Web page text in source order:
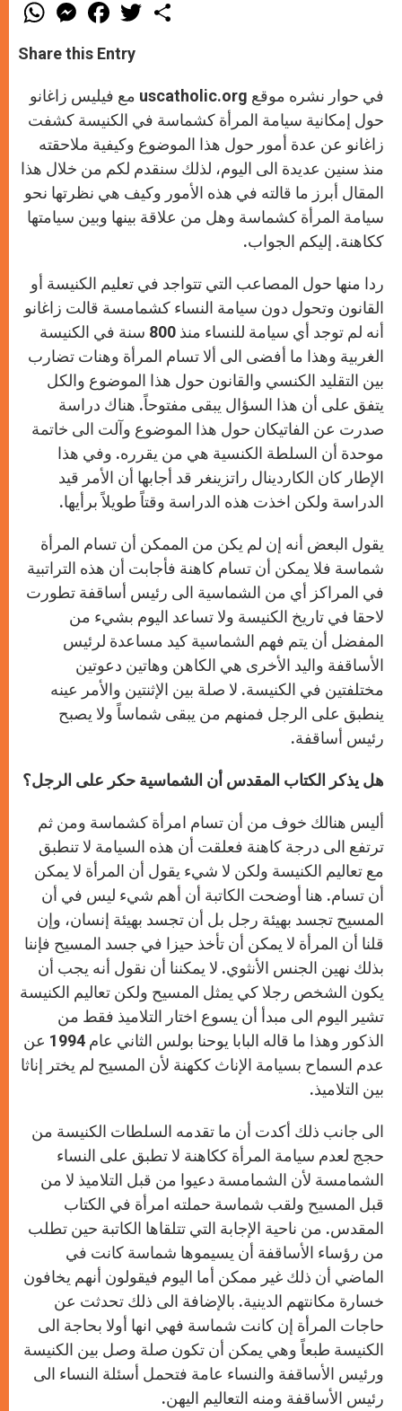
W
h
t
s
p
p
M
e
s
e
g
e
r
F
a
e
b
o
k
T
w
r
Share this Entry
في حوار نشره موقع uscatholic.org مع فيليس زاغانو
حول إمكانية سيامة المرأة كشماسة في الكنيسة كشفت
زاغانو عن عدة أمور حول هذا الموضوع وكيفية ملاحقته
منذ سنين عديدة الى اليوم، لذلك سنقدم لكم من خلال هذا
المقال أبرز ما قالته في هذه الأمور وكيف هي نظرتها نحو
سيامة المرأة كشماسة وهل من علاقة بينها وبين سيامتها
ككاهنة. إليكم الجواب.
ردا منها حول المصاعب التي تتواجد في تعليم الكنيسة أو
القانون وتحول دون سيامة النساء كشمامسة قالت زاغانو
أنه لم توجد أي سيامة للنساء منذ 800 سنة في الكنيسة
الغربية وهذا ما أفضى الى ألا تسام المرأة وهنات تضارب
بين التقليد الكنسي والقانون حول هذا الموضوع والكل
يتفق على أن هذا السؤال يبقى مفتوحاً. هناك دراسة
صدرت عن الفاتيكان حول هذا الموضوع وآلت الى خاتمة
موحدة أن السلطة الكنسية هي من يقرره. وفي هذا
الإطار كان الكاردينال راتزينغر قد أجابها أن الأمر قيد
الدراسة ولكن اخذت هذه الدراسة وقتاً طويلاً برأيها.
يقول البعض أنه إن لم يكن من الممكن أن تسام المرأة
شماسة فلا يمكن أن تسام كاهنة فأجابت أن هذه التراتبية
في المراكز أي من الشماسية الى رئيس أساقفة تطورت
لاحقا في تاريخ الكنيسة ولا تساعد اليوم بشيء من
المفضل أن يتم فهم الشماسية كيد مساعدة لرئيس
الأساقفة واليد الأخرى هي الكاهن وهاتين دعوتين
مختلفتين في الكنيسة. لا صلة بين الإثنتين والأمر عينه
ينطبق على الرجل فمنهم من يبقى شماساً ولا يصبح
رئيس أساقفة.
هل يذكر الكتاب المقدس أن الشماسية حكر على الرجل؟
أليس هنالك خوف من أن تسام امرأة كشماسة ومن ثم
ترتفع الى درجة كاهنة فعلقت أن هذه السيامة لا تنطبق
مع تعاليم الكنيسة ولكن لا شيء يقول أن المرأة لا يمكن
أن تسام. هنا أوضحت الكاتبة أن أهم شيء ليس في أن
المسيح تجسد بهيئة رجل بل أن تجسد بهيئة إنسان، وإن
قلنا أن المرأة لا يمكن أن تأخذ حيزا في جسد المسيح فإننا
بذلك نهين الجنس الأنثوي. لا يمكننا أن نقول أنه يجب أن
يكون الشخص رجلا كي يمثل المسيح ولكن تعاليم الكنيسة
تشير اليوم الى مبدأ أن يسوع اختار التلاميذ فقط من
الذكور وهذا ما قاله البابا يوحنا بولس الثاني عام 1994 عن
عدم السماح بسيامة الإناث ككهنة لأن المسيح لم يختر إناثا
بين التلاميذ.
الى جانب ذلك أكدت أن ما تقدمه السلطات الكنيسة من
حجج لعدم سيامة المرأة ككاهنة لا تطبق على النساء
الشمامسة لأن الشمامسة دعيوا من قبل التلاميذ لا من
قبل المسيح ولقب شماسة حملته امرأة في الكتاب
المقدس. من ناحية الإجابة التي تتلقاها الكاتبة حين تطلب
من رؤساء الأساقفة أن يسيموها شماسة كانت في
الماضي أن ذلك غير ممكن أما اليوم فيقولون أنهم يخافون
خسارة مكانتهم الدينية. بالإضافة الى ذلك تحدثت عن
حاجات المرأة إن كانت شماسة فهي انها أولا بحاجة الى
الكنيسة طبعاً وهي يمكن أن تكون صلة وصل بين الكنيسة
ورئيس الأساقفة والنساء عامة فتحمل أسئلة النساء الى
رئيس الأساقفة ومنه التعاليم اليهن.